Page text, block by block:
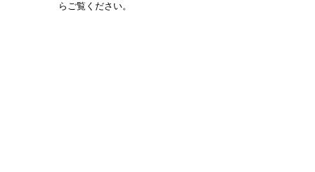
らご覧ください。